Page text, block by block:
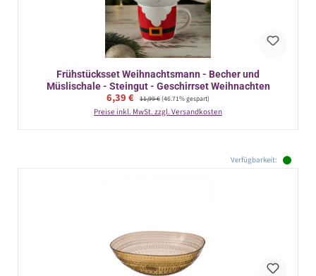
Frühstücksset Weihnachtsmann - Becher und
Müslischale - Steingut - Geschirrset Weihnachten
Verkaufspreis:
6,39 € Regulärer Preis:
11,99 €(46.71% gespart)
Preise inkl. MwSt. zzgl. Versandkosten
Verfügbarkeit: